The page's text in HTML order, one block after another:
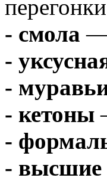
- смола —
-
-
- кетоны
-
- высшие